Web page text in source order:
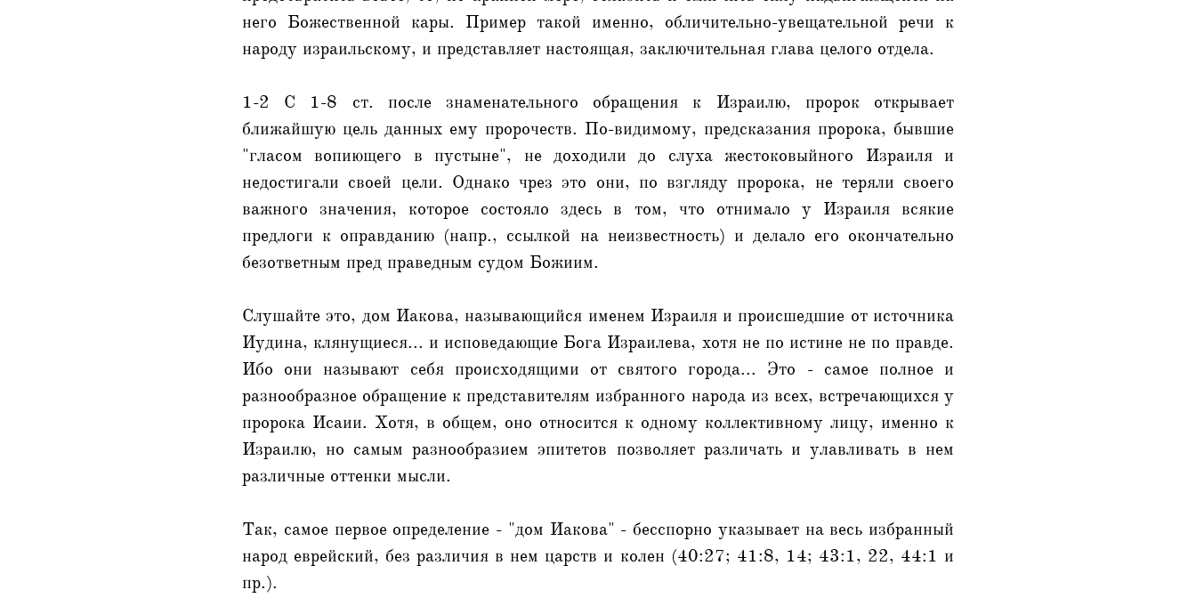
него Божественной кары. Пример такой именно, обличительно-увещательной речи к
народу израильскому, и представляет настоящая, заключительная глава целого отдела.
1-2 С 1-8 ст. после знаменательного обращения к Израилю, пророк открывает
ближайшую цель данных ему пророчеств. По-видимому, предсказания пророка, бывшие
"гласом вопиющего в пустыне", не доходили до слуха жестоковыйного Израиля и
недостигали своей цели. Однако чрез это они, по взгляду пророка, не теряли своего
важного значения, которое состояло здесь в том, что отнимало у Израиля всякие
предлоги к оправданию (напр., ссылкой на неизвестность) и делало его окончательно
безответным пред праведным судом Божиим.
Слушайте это, дом Иакова, называющийся именем Израиля и происшедшие от источника
Иудина, клянущиеся... и исповедающие Бога Израилева, хотя не по истине не по правде.
Ибо они называют себя происходящими от святого города... Это - самое полное и
разнообразное обращение к представителям избранного народа из всех, встречающихся у
пророка Исаии. Хотя, в общем, оно относится к одному коллективному лицу, именно к
Израилю, но самым разнообразием эпитетов позволяет различать и улавливать в нем
различные оттенки мысли.
Так, самое первое определение - "дом Иакова" - бесспорно указывает на весь избранный
народ еврейский, без различия в нем царств и колен (40:27; 41:8, 14; 43:1, 22, 44:1 и
пр.).